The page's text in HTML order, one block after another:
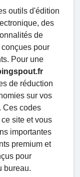
outils d'édition
des
de
pour
Pour une
de réduction
sur vos
Ces codes
site et vous
importantes
premium et
pour
bureau.